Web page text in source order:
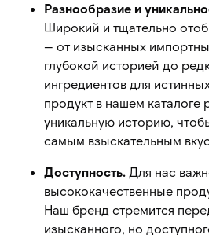
Разнообразие и
Широкий и тщательно
— от изысканных
глубокой историей до
ингредиентов для
продукт в нашем каталоге
уникальную историю,
самым взыскательным
Доступность. Для нас
высококачественные
Наш бренд стремится
изысканного, но